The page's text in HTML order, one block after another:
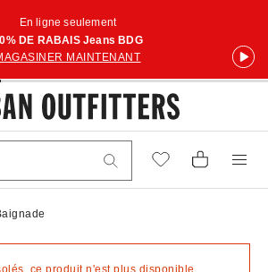
En ligne seulement
DE RABAIS Jeans BDG
MAINTENANT
ce produit n'est plus disponible.